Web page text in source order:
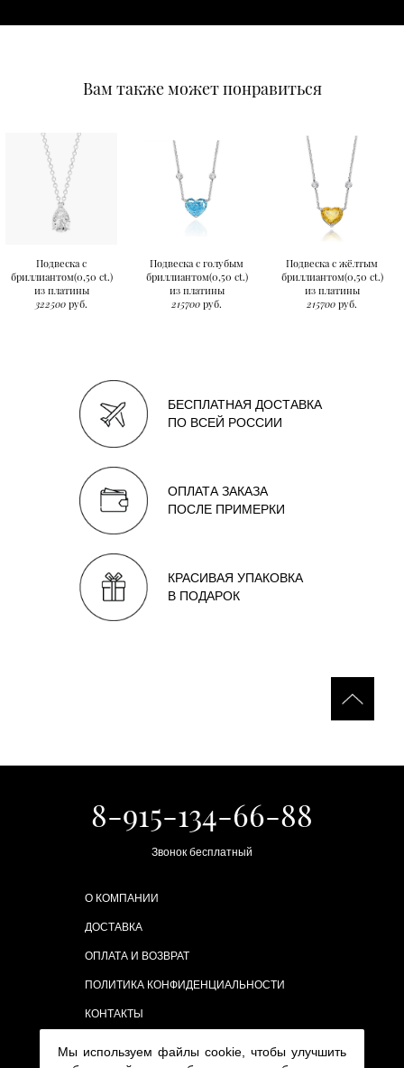
Вам также может понравиться
Подвеска с
бриллиантом(0,50 ct.)
из платины
322500 руб.
Подвеска с голубым
бриллиантом(0,50 ct.)
из платины
215700 руб.
Подвеска с жёлтым
бриллиантом(0,50 ct.)
из платины
215700 руб.
БЕСПЛАТНАЯ ДОСТАВКА
ПО ВСЕЙ РОССИИ
ОПЛАТА ЗАКАЗА
ПОСЛЕ ПРИМЕРКИ
КРАСИВАЯ УПАКОВКА
В ПОДАРОК
8-915-134-66-88
Звонок бесплатный
О КОМПАНИИ
ДОСТАВКА
ОПЛАТА И ВОЗВРАТ
ПОЛИТИКА КОНФИДЕНЦИАЛЬНОСТИ
КОНТАКТЫ
Мы используем файлы cookie, чтобы улучшить